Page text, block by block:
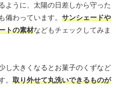
ように、太陽の日差しから守った
備わっています。 サンシェードや
トの素材などもチェックしてみま
し大きくなるとお菓子のくずなど
。 取り外せて丸洗いできるものが